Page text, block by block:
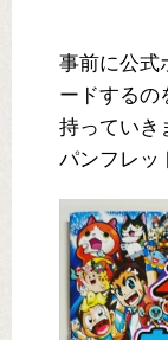
事前に公式
ードするの
持っていき
パンフレッ